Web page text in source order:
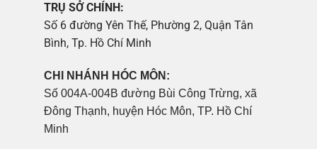
TRỤ SỞ CHÍNH:
Số 6 đường Yên Thế, Phường 2, Quận Tân
Bình, Tp. Hồ Chí Minh
CHI NHÁNH HÓC MÔN:
Số 004A-004B đường Bùi Công Trừng, xã
Đông Thạnh, huyện Hóc Môn, TP. Hồ Chí
Minh